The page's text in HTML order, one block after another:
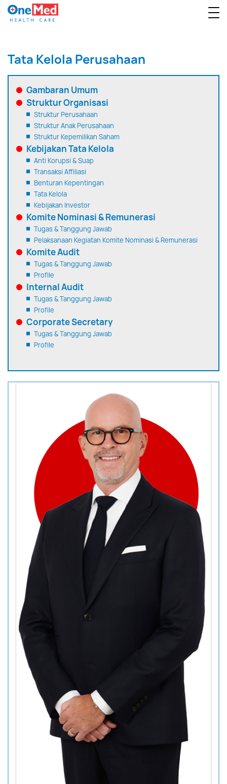
Tata Kelola Perusahaan
Gambaran Umum
Struktur Organisasi
Struktur Perusahaan
Struktur Anak Perusahaan
Struktur Kepemilikan Saham
Kebijakan Tata Kelola
Anti Korupsi & Suap
Transaksi Affiliasi
Benturan Kepentingan
Tata Kelola
Kebijakan Investor
Komite Nominasi & Remunerasi
Tugas & Tanggung Jawab
Pelaksanaan Kegiatan Komite Nominasi & Remunerasi
Komite Audit
Tugas & Tanggung Jawab
Profile
Internal Audit
Tugas & Tanggung Jawab
Profile
Corporate Secretary
Tugas & Tanggung Jawab
Profile